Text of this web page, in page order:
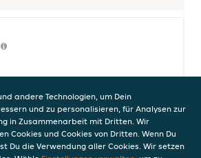
(0,00 €)
andere Technologien, um Dein
und zu personalisieren, für Analysen zur
in Zusammenarbeit mit Dritten. Wir
Cookies und Cookies von Dritten. Wenn Du
Du die Verwendung aller Cookies. Wir setzen